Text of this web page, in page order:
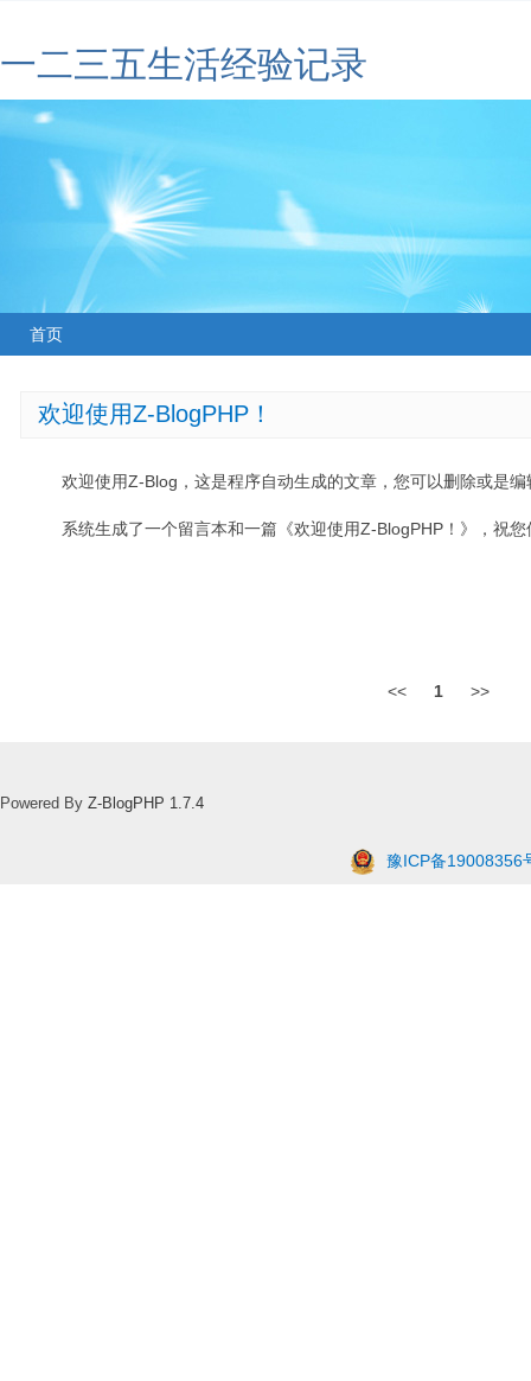
一二三五生活经验记录
首页
欢迎使用Z-BlogPHP！
欢迎使用Z-Blog，这是程序自动生成的文章，您可以删除或是编
系统生成了一个留言本和一篇《欢迎使用Z-BlogPHP！》，祝
<< 1 >>
Powered By Z-BlogPHP 1.7.4
豫ICP备19008356